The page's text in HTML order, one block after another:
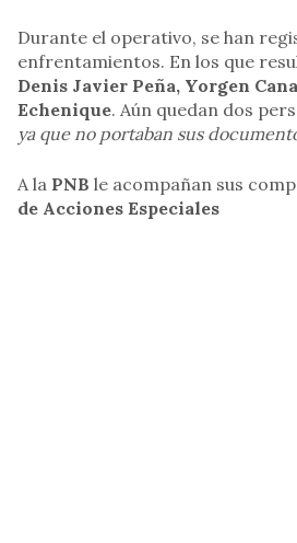
Durante el operativo, se han
enfrentamientos. En los que
Denis Javier Peña, Yorgen
Echenique. Aún quedan dos
ya que no portaban sus
A la PNB le acompañan sus
de Acciones Especiales